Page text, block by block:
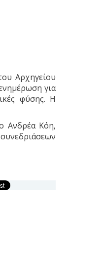
Αρχηγείου
για
φύσης. Η
Ανδρέα Κόη,